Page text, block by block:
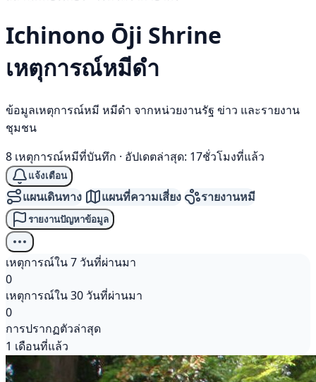
Ichinono Ōji Shrine
เหตุการณ์หมีดำ
ข้อมูลเหตุการณ์หมี หมีดำ จากหน่วยงานรัฐ ข่าว และรายงาน
ชุมชน
8 เหตุการณ์หมีที่บันทึก · อัปเดตล่าสุด: 17ชั่วโมงที่แล้ว
แจ้งเตือน
แผนเดินทาง แผนที่ความเสี่ยง รายงานหมี
รายงานปัญหาข้อมูล
เหตุการณ์ใน 7 วันที่ผ่านมา
0
เหตุการณ์ใน 30 วันที่ผ่านมา
0
การปรากฏตัวล่าสุด
1 เดือนที่แล้ว